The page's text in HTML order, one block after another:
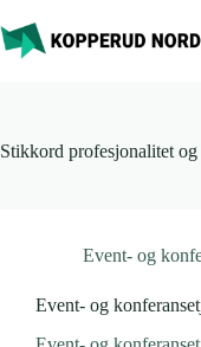
til
innholdet
Stikkord profesjonalitet og
Event- og
Event- og